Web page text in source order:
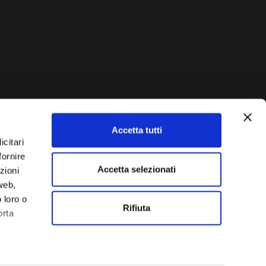
loro o
Accetta tutti
Accetta selezionati
Rifiuta
tua vettura e ti